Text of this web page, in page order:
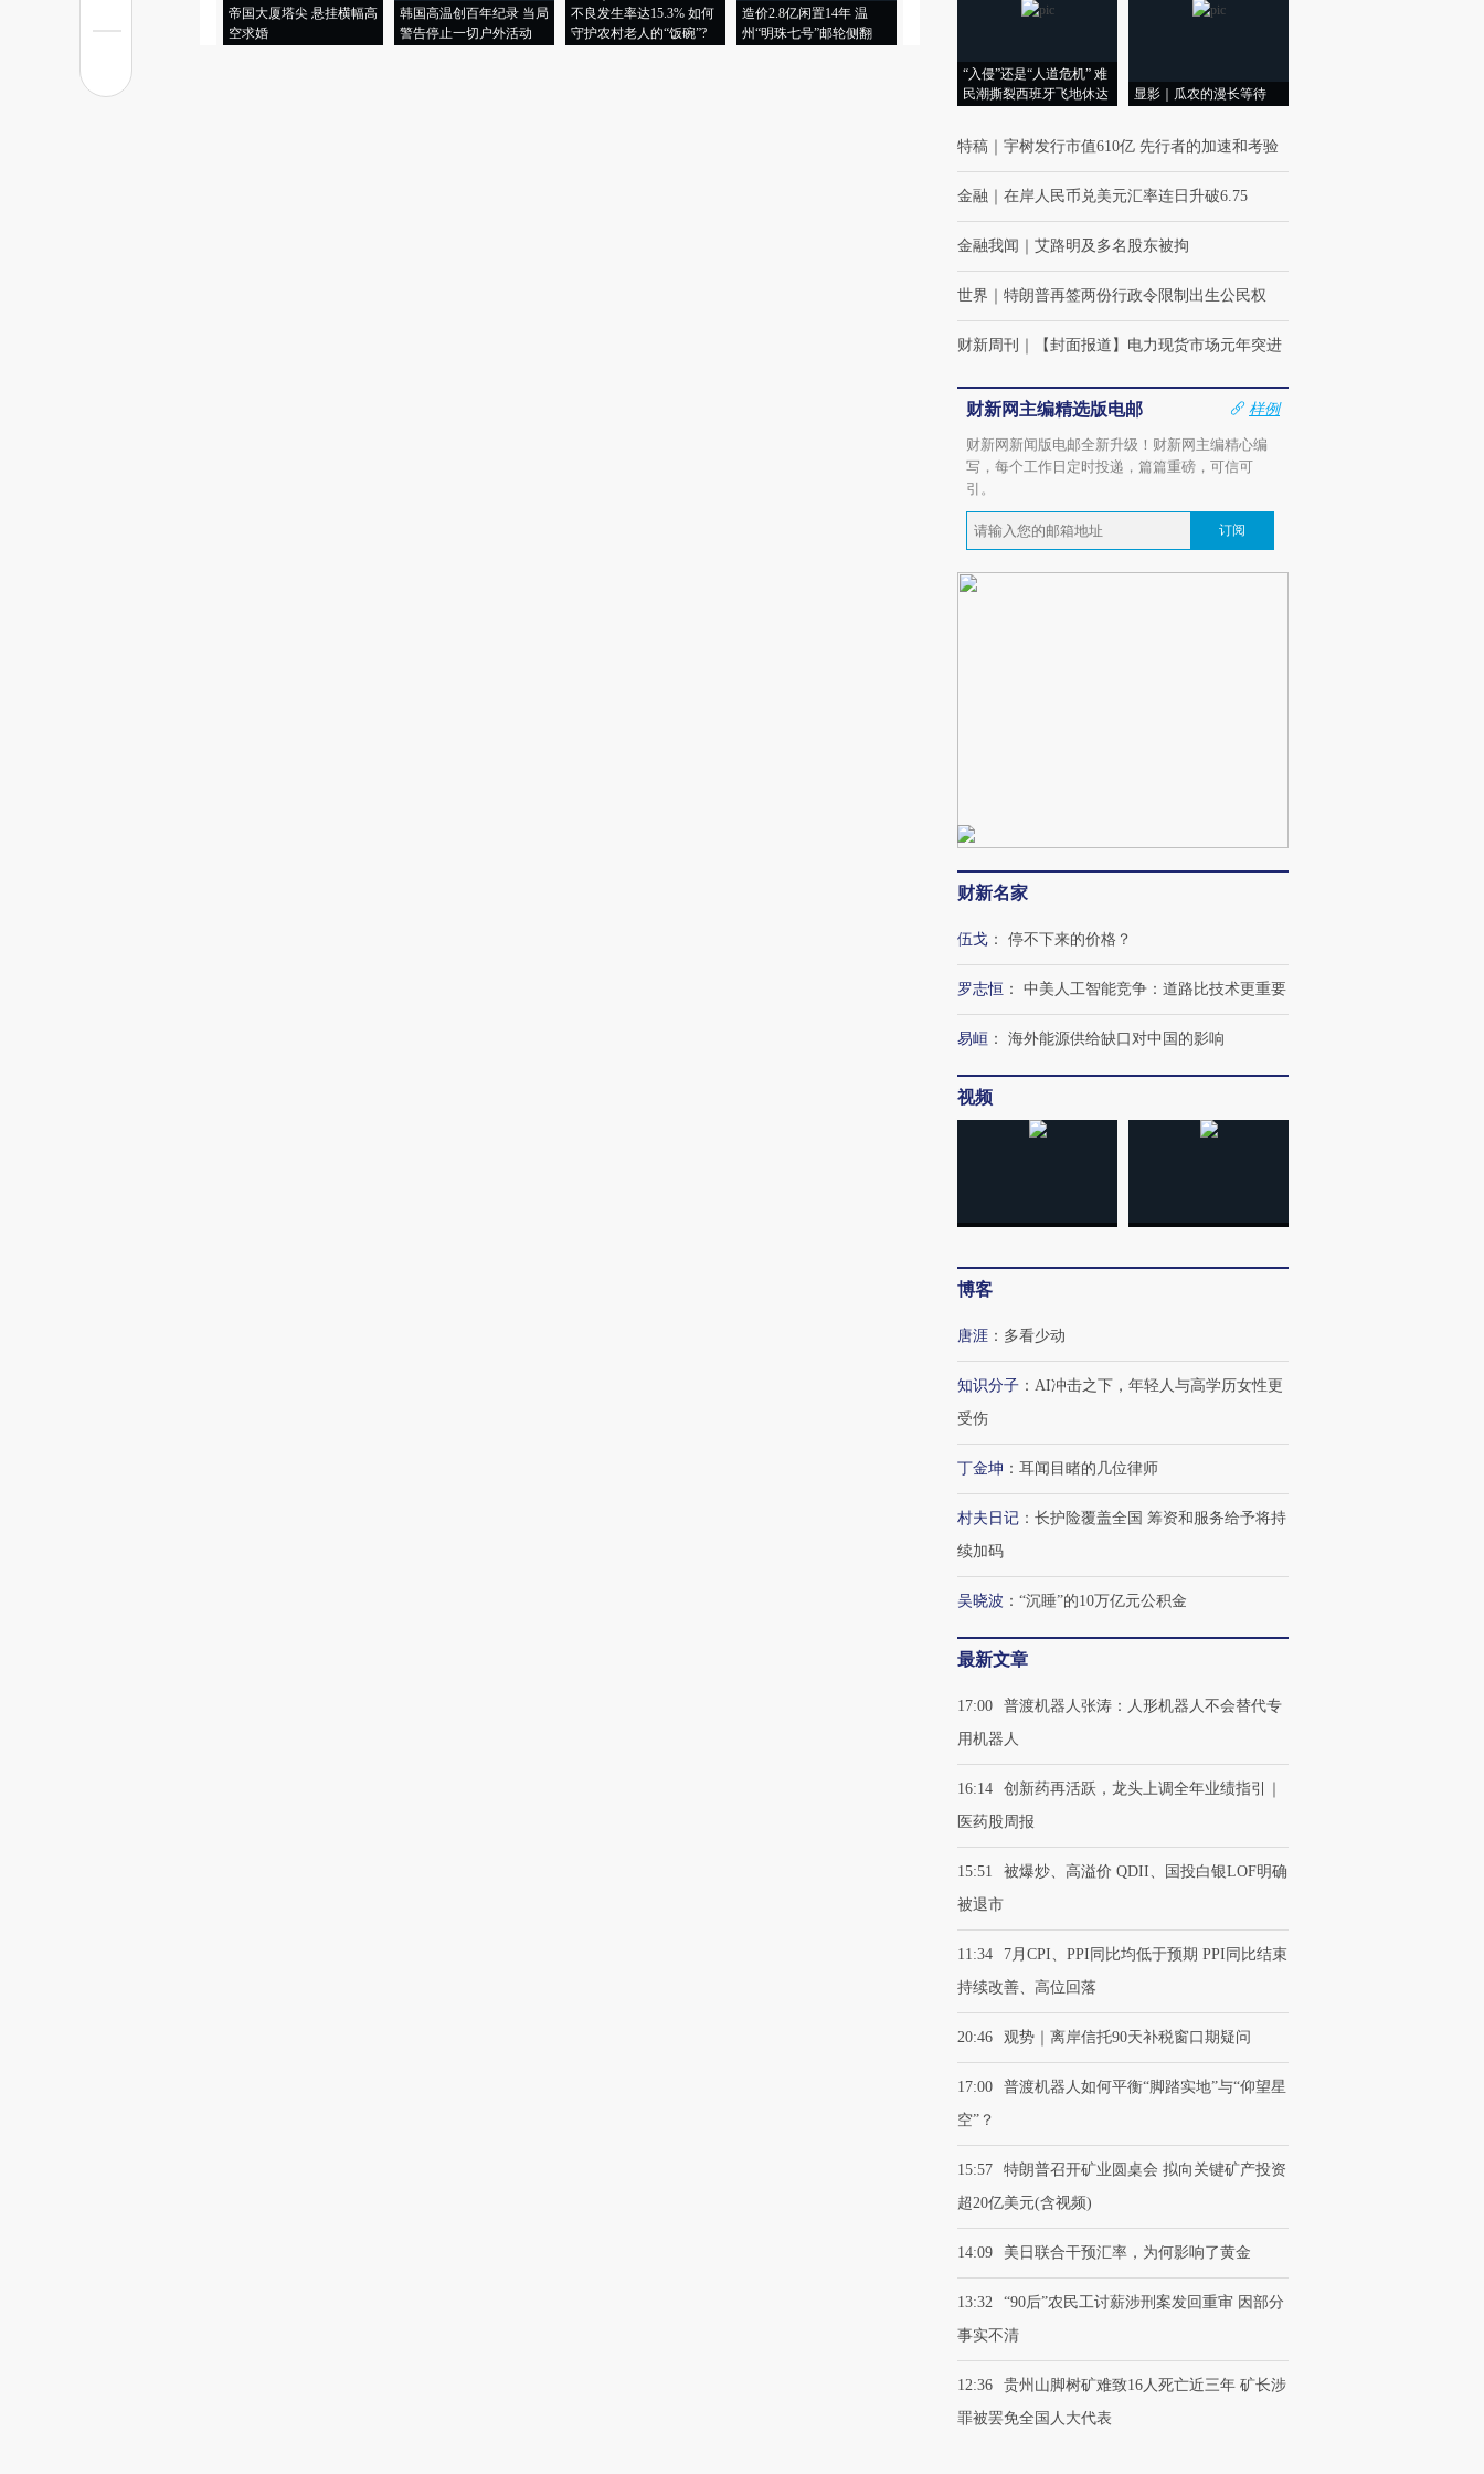
帝国大厦塔尖 悬挂横幅高
空求婚
韩国高温创百年纪录 当局
警告停止一切户外活动
不良发生率达15.3% 如何
守护农村老人的“饭碗”?
造价2.8亿闲置14年 温
州“明珠七号”邮轮侧翻
睡引争议 白宫怒斥批评
水位跌破纪录 二战沉船与
“入侵”还是“人道危机” 难
民潮撕裂西班牙飞地休达
显影｜瓜农的漫长等待
特稿 宇树发行市值610亿 先行者的加速和考验
金融 在岸人民币兑美元汇率连日升破6.75
金融我闻 艾路明及多名股东被拘
世界 特朗普再签两份行政令限制出生公民权
财新周刊 【封面报道】电力现货市场元年突进
财新网主编精选版电邮 样例
财新网新闻版电邮全新升级！财新网主编精心编
写，每个工作日定时投递，篇篇重磅，可信可
引。
订阅
财新名家
伍戈 ： 停不下来的价格？
罗志恒 ： 中美人工智能竞争：道路比技术更重要
易峘 ： 海外能源供给缺口对中国的影响
视频
博客
唐涯 ： 多看少动
知识分子 ： AI冲击之下，年轻人与高学历女性更
受伤
丁金坤 ： 耳闻目睹的几位律师
村夫日记 ： 长护险覆盖全国 筹资和服务给予将持
续加码
吴晓波 ： “沉睡”的10万亿元公积金
最新文章
17:00
普渡机器人张涛：人形机器人不会替代专
用机器人
16:14
创新药再活跃，龙头上调全年业绩指引｜
医药股周报
15:51
被爆炒、高溢价 QDII、国投白银LOF明确
被退市
11:34
7月CPI、PPI同比均低于预期 PPI同比结束
持续改善、高位回落
20:46 观势｜离岸信托90天补税窗口期疑问
17:00
普渡机器人如何平衡“脚踏实地”与“仰望星
空”？
15:57
特朗普召开矿业圆桌会 拟向关键矿产投资
超20亿美元(含视频)
14:09 美日联合干预汇率，为何影响了黄金
13:32
“90后”农民工讨薪涉刑案发回重审 因部分
事实不清
12:36
贵州山脚树矿难致16人死亡近三年 矿长涉
罪被罢免全国人大代表